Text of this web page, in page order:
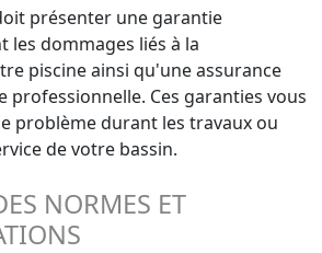
présenter une garantie
les dommages liés à la
piscine ainsi qu'une assurance
professionnelle. Ces garanties vous
problème durant les travaux ou
de votre bassin.
NORMES ET